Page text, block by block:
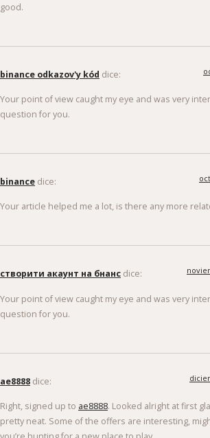
good.
binance odkazov'y kód dice:
Your point of view caught my eye and was very
question for you.
binance dice:
Your article helped me a lot, is there any more
створити акаунт на бнанс dice:
Your point of view caught my eye and was very
question for you.
ae8888 dice:
Right, signed up to ae8888. Looked alright at first
pretty neat. Some of the offers are interesting,